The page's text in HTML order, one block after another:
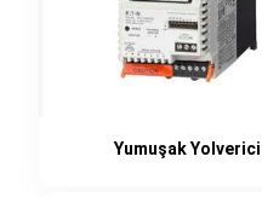
Yumuşak